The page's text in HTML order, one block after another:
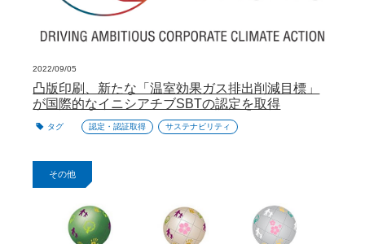
2022/09/05
凸版印刷、新たな「温室効果ガス排出削減目標」
が国際的なイニシアチブSBTの認定を取得
タグ 認定・認証取得 サステナビリティ
その他